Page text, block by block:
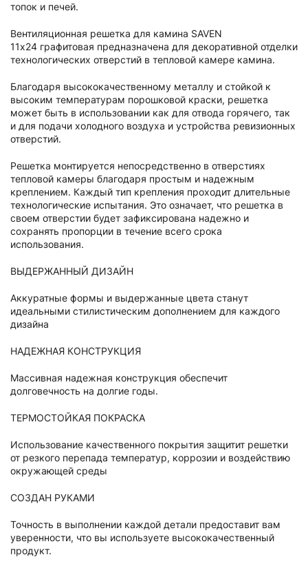
топок и печей.
Вентиляционная решетка для камина SAVEN
11х24 графитовая предназначена для декоративной отделки
технологических отверстий в тепловой камере камина.
Благодаря высококачественному металлу и стойкой к
высоким температурам порошковой краски, решетка
может быть в использовании как для отвода горячего, так
и для подачи холодного воздуха и устройства ревизионных
отверстий.
Решетка монтируется непосредственно в отверстиях
тепловой камеры благодаря простым и надежным
креплением. Каждый тип крепления проходит длительные
технологические испытания. Это означает, что решетка в
своем отверстии будет зафиксирована надежно и
сохранять пропорции в течение всего срока
использования.
ВЫДЕРЖАННЫЙ ДИЗАЙН
Аккуратные формы и выдержанные цвета станут
идеальными стилистическим дополнением для каждого
дизайна
НАДЕЖНАЯ КОНСТРУКЦИЯ
Массивная надежная конструкция обеспечит
долговечность на долгие годы.
ТЕРМОСТОЙКАЯ ПОКРАСКА
Использование качественного покрытия защитит решетки
от резкого перепада температур, коррозии и воздействию
окружающей среды
СОЗДАН РУКАМИ
Точность в выполнении каждой детали предоставит вам
уверенности, что вы используете высококачественный
продукт.